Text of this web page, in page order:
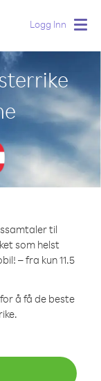
Logg Inn
til
som helst
– fra kun 11.5
å få de beste